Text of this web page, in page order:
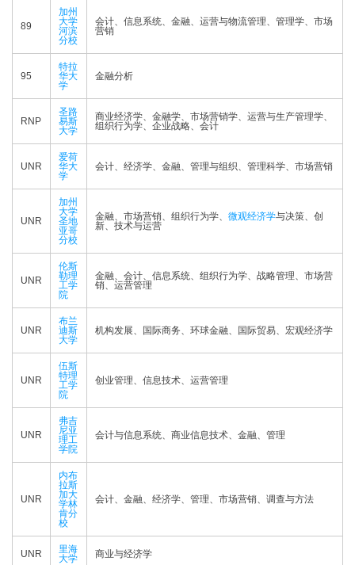
89
加州
大学
河滨
分校
会计、信息系统、金融、运营与物流管理、管理学、市场
营销
95
特拉
华大
学
金融分析
RNP
圣路
易斯
大学
商业经济学、金融学、市场营销学、运营与生产管理学、
组织行为学、企业战略、会计
UNR
爱荷
华大
学
会计、经济学、金融、管理与组织、管理科学、市场营销
UNR
加州
大学
圣地
亚哥
分校
金融、市场营销、组织行为学、 微观经济学与决策、创
新、技术与运营
UNR
伦斯
勒理
工学
院
金融、会计、信息系统、组织行为学、战略管理、市场营
销、运营管理
UNR
布兰
迪斯
大学
机构发展、国际商务、环球金融、国际贸易、宏观经济学
UNR
伍斯
特理
工学
院
创业管理、信息技术、运营管理
UNR
弗吉
尼亚
理工
学院
会计与信息系统、商业信息技术、金融、管理
UNR
内布
拉斯
加大
学林
肯分
校
会计、金融、经济学、管理、市场营销、调查与方法
UNR
里海
大学
商业与经济学